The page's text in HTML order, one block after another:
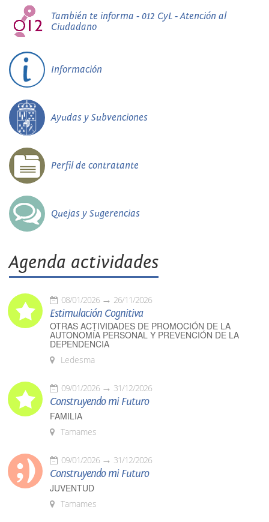
También te informa - 012 CyL - Atención al
Ciudadano
Información
Ayudas y Subvenciones
Perfil de contratante
Quejas y Sugerencias
Agenda actividades
08/01/2026 26/11/2026
Estimulación Cognitiva
OTRAS ACTIVIDADES DE PROMOCIÓN DE LA
AUTONOMÍA PERSONAL Y PREVENCIÓN DE LA
DEPENDENCIA
Ledesma
09/01/2026 31/12/2026
Construyendo mi Futuro
FAMILIA
Tamames
09/01/2026 31/12/2026
Construyendo mi Futuro
JUVENTUD
Tamames